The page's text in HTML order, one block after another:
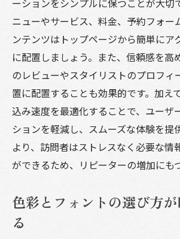
デジタル窓口としての美容室ホ
要性とその作成術
初めての訪問者に好印象を
ージ
ナビゲーションがもたらす
の向上
多様なデバイスに対応する
ザイン
美容室の特色を生かしたカ
顧客の声を反映したデジタ
SEO対策で地域検索の上位
ーションをシンプルに保つことが大切
ニューやサービス、料金、予約フォー
ンテンツはトップページから簡単にア
に配置しましょう。また、信頼感を高
のレビューやスタイリストのプロフィ
置に配置することも効果的です。加え
込み速度を最適化することで、ユーザ
ションを軽減し、スムーズな体験を提
より、訪問者はストレスなく必要な情
ができるため、リピーターの増加にも
色彩とフォントの選び方
る